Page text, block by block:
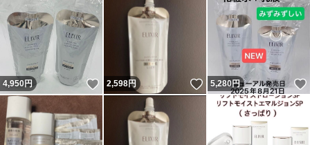
4,950円 いいね！
2,598円 いいね！
5,280円